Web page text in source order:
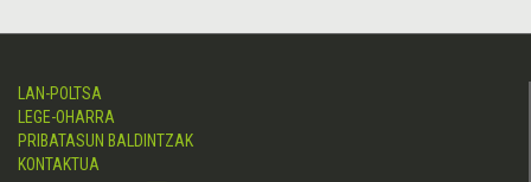
LAN-POLTSA
LEGE-OHARRA
PRIBATASUN BALDINTZAK
KONTAKTUA